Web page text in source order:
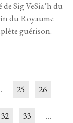
Sig VeSia’h du
du Royaume
guérison.
25 26
32 33 …